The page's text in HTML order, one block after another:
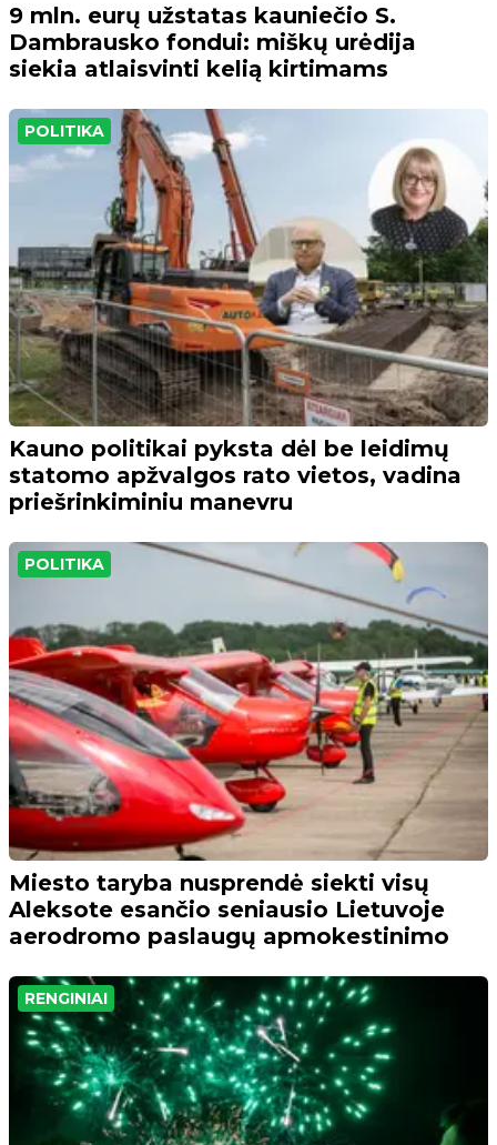
9 mln. eurų užstatas kauniečio S.
Dambrausko fondui: miškų urėdija
siekia atlaisvinti kelią kirtimams
POLITIKA
Kauno politikai pyksta dėl be leidimų
statomo apžvalgos rato vietos, vadina
priešrinkiminiu manevru
POLITIKA
Miesto taryba nusprendė siekti visų
Aleksote esančio seniausio Lietuvoje
aerodromo paslaugų apmokestinimo
RENGINIAI